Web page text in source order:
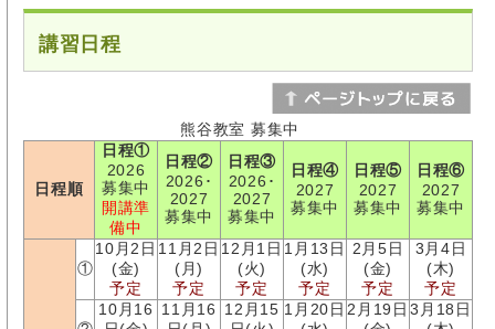
講習日程
熊谷教室 募集中
日程順
日程①
2026
募集中
開講準
備中
日程②
2026･
2027
募集中
日程③
2026･
2027
募集中
日程④
2027
募集中
日程⑤
2027
募集中
日程⑥
2027
募集中
①
10月2日
(金)
予定
11月2日
(月)
予定
12月1日
(火)
予定
1月13日
(水)
予定
2月5日
(金)
予定
3月4日
(木)
予定
10月16
11月16
12月15 1月20日 2月19日 3月18日